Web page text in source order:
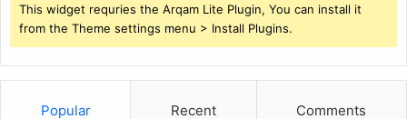
This widget requries the Arqam Lite Plugin, You can install it
from the Theme settings menu > Install Plugins.
Popular Recent Comments